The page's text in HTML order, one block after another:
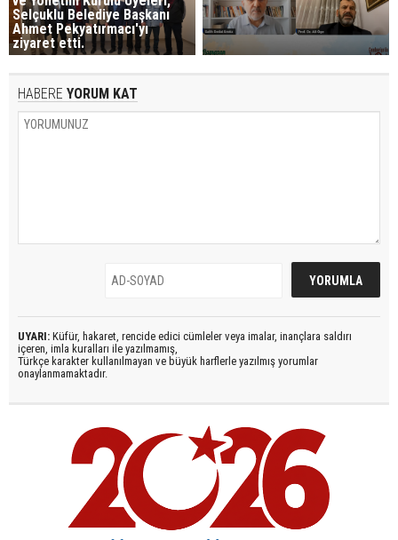
Selçuklu Belediye Başkanı
Ahmet Pekyatırmacı'yı
ziyaret etti.
HABERE YORUM KAT
UYARI: Küfür, hakaret, rencide edici cümleler veya imalar, inançlara saldırı
içeren, imla kuralları ile yazılmamış,
Türkçe karakter kullanılmayan ve büyük harflerle yazılmış yorumlar
onaylanmamaktadır.